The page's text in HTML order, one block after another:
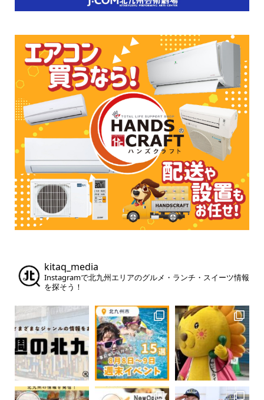
kitaq_media
Instagramで北九州エリアのグルメ・ランチ・スイーツ情報
を探そう！